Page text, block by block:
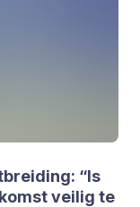
“Is
vei­lig te